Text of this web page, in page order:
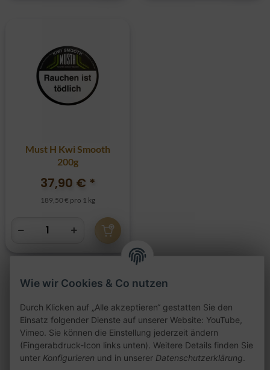
Must H Kwi Smooth
200g
37,90 € *
189,50 € pro 1 kg
Wie wir Cookies & Co nutzen
Durch Klicken auf „Alle akzeptieren“ gestatten Sie den
Einsatz folgender Dienste auf unserer Website: YouTube,
Vimeo. Sie können die Einstellung jederzeit ändern
(Fingerabdruck-Icon links unten). Weitere Details finden Sie
unter Konfigurieren und in unserer Datenschutzerklärung.